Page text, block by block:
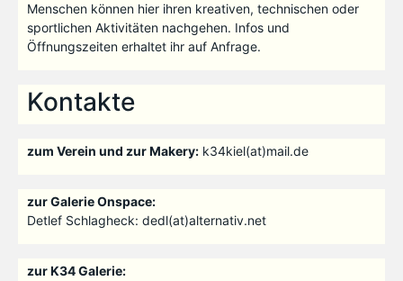
Menschen können hier ihren kreativen, technischen oder
sportlichen Aktivitäten nachgehen. Infos und
Öffnungszeiten erhaltet ihr auf Anfrage.
Kontakte
zum Verein und zur Makery:k34kiel(at)mail.de
zur Galerie Onspace:
Detlef Schlagheck: dedl(at)alternativ.net
zur K34 Galerie: